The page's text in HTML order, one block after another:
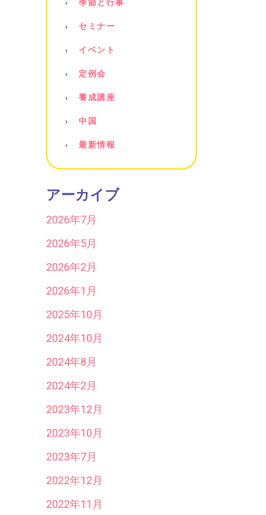
季節と行事
セミナー
イベント
定例会
養成講座
中国
最新情報
アーカイブ
2026年7月
2026年5月
2026年2月
2026年1月
2025年10月
2024年10月
2024年8月
2024年2月
2023年12月
2023年10月
2023年7月
2022年12月
2022年11月